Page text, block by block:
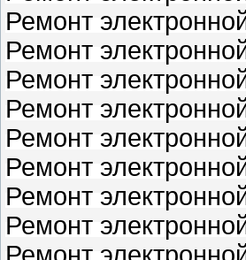
Ремонт
Ремонт
Ремонт
Ремонт
Ремонт
Ремонт
Ремонт
Ремонт
Ремонт